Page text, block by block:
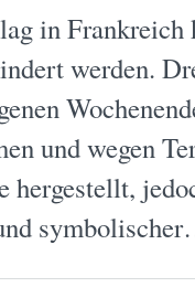
in
werden.
und wegen
hergestellt,